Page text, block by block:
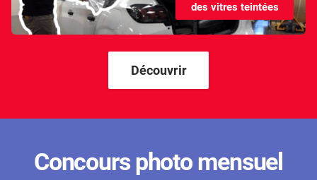
Kandi
Karma
Lada
des vitres teintées
Découvrir
Concours photo mensuel